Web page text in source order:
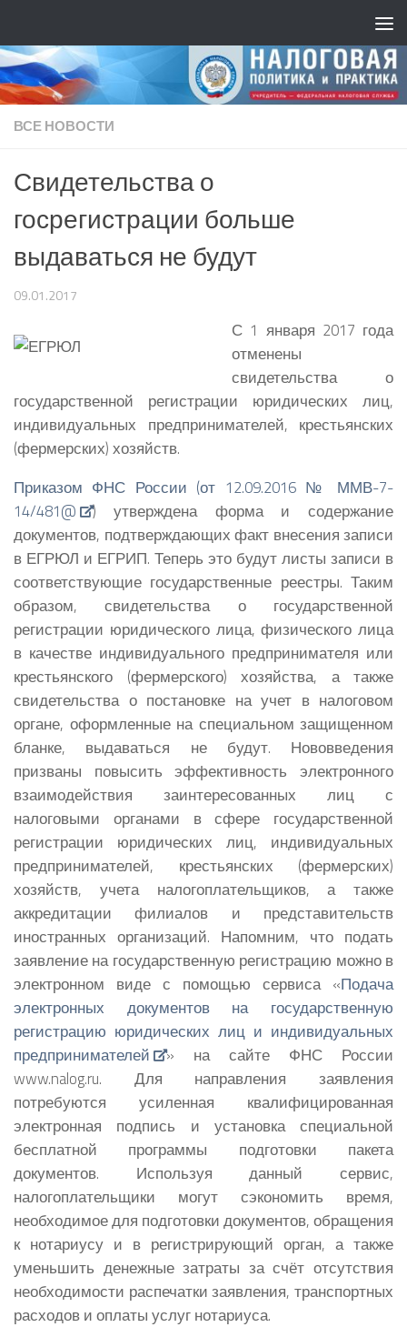
ВСЕ НОВОСТИ
Свидетельства о
госрегистрации больше
выдаваться не будут
09.01.2017
С 1 января 2017 года
отменены
свидетельства о
государственной регистрации юридических лиц,
индивидуальных предпринимателей, крестьянских
(фермерских) хозяйств.
Приказом ФНС России (от 12.09.2016 № ММВ-7-
14/481@
) утверждена форма и содержание
документов, подтверждающих факт внесения записи
в ЕГРЮЛ и ЕГРИП. Теперь это будут листы записи в
соответствующие государственные реестры. Таким
образом, свидетельства о государственной
регистрации юридического лица, физического лица
в качестве индивидуального предпринимателя или
крестьянского (фермерского) хозяйства, а также
свидетельства о постановке на учет в налоговом
органе, оформленные на специальном защищенном
бланке, выдаваться не будут. Нововведения
призваны повысить эффективность электронного
взаимодействия заинтересованных лиц с
налоговыми органами в сфере государственной
регистрации юридических лиц, индивидуальных
предпринимателей, крестьянских (фермерских)
хозяйств, учета налогоплательщиков, а также
аккредитации филиалов и представительств
иностранных организаций. Напомним, что подать
заявление на государственную регистрацию можно в
электронном виде с помощью сервиса «Подача
электронных документов на государственную
регистрацию юридических лиц и индивидуальных
предпринимателей
» на сайте ФНС России
www.nalog.ru. Для направления заявления
потребуются усиленная квалифицированная
электронная подпись и установка специальной
бесплатной программы подготовки пакета
документов. Используя данный сервис,
налогоплательщики могут сэкономить время,
необходимое для подготовки документов, обращения
к нотариусу и в регистрирующий орган, а также
уменьшить денежные затраты за счёт отсутствия
необходимости распечатки заявления, транспортных
расходов и оплаты услуг нотариуса.